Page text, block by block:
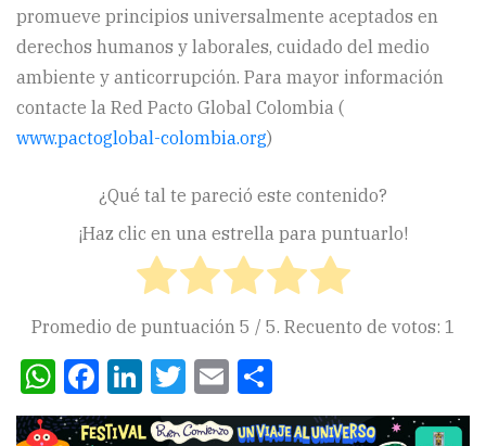
promueve principios universalmente aceptados en
derechos humanos y laborales, cuidado del medio
ambiente y anticorrupción. Para mayor información
contacte la Red Pacto Global Colombia (
www.pactoglobal-colombia.org)
¿Qué tal te pareció este contenido?
¡Haz clic en una estrella para puntuarlo!
Promedio de puntuación 5 / 5. Recuento de votos: 1
WhatsApp
Facebook
LinkedIn
Twitter
Email